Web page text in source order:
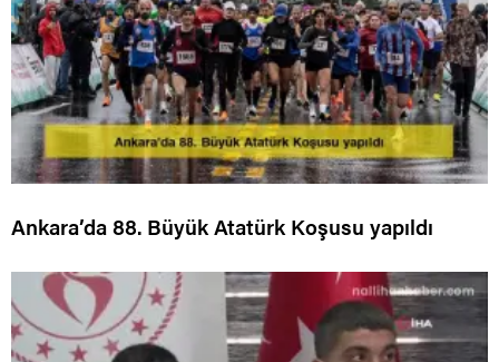
Ankara’da 88. Büyük Atatürk Koşusu yapıldı